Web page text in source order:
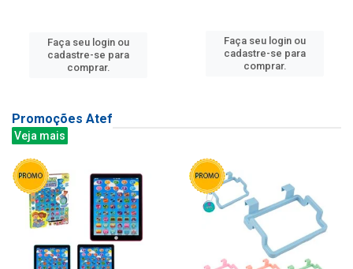
Faça seu login ou
cadastre-se para
comprar.
Faça seu login ou
cadastre-se para
comprar.
Promoções Atef
Veja mais